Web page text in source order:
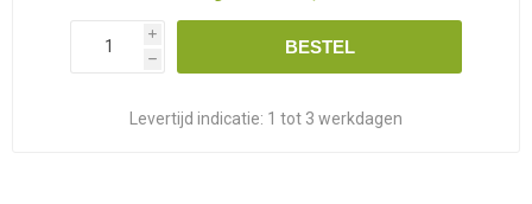
i
h
BESTEL
Levertijd indicatie: 1 tot 3 werkdagen